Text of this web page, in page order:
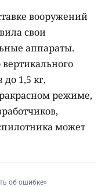
вооружений
свои
аппараты.
до 1,5 кг,
режиме,
может
об ошибке»